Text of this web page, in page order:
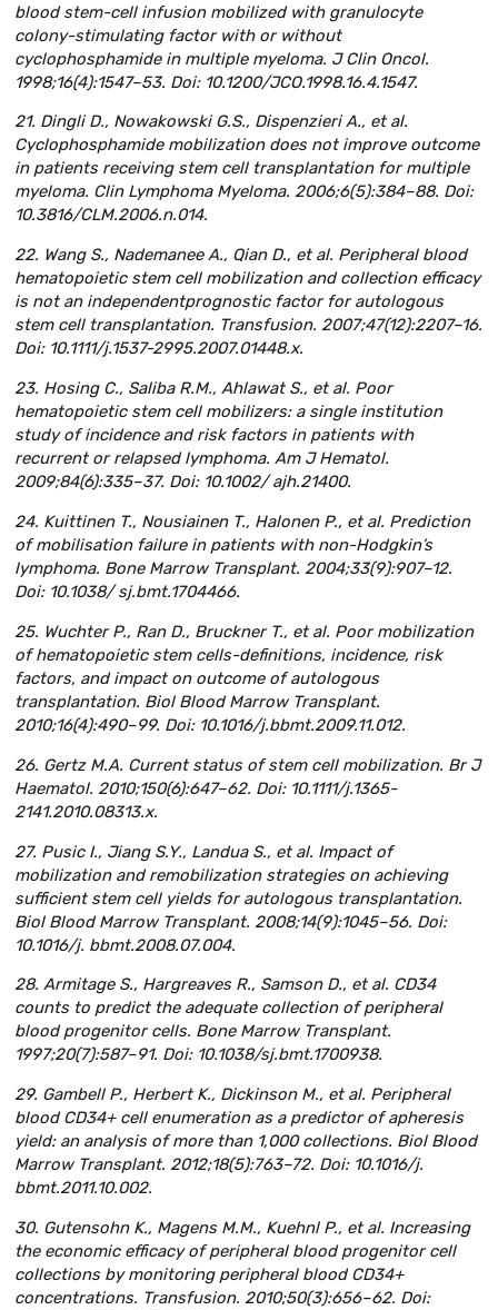
blood stem-cell infusion mobilized with granulocyte
colony-stimulating factor with or without
cyclophosphamide in multiple myeloma. J Clin Oncol.
1998;16(4):1547–53. Doi: 10.1200/JCO.1998.16.4.1547.
21. Dingli D., Nowakowski G.S., Dispenzieri A., et al.
Cyclophosphamide mobilization does not improve outcome
in patients receiving stem cell transplantation for multiple
myeloma. Clin Lymphoma Myeloma. 2006;6(5):384–88. Doi:
10.3816/CLM.2006.n.014.
22. Wang S., Nademanee A., Qian D., et al. Peripheral blood
hematopoietic stem cell mobilization and collection efficacy
is not an independentprognostic factor for autologous
stem cell transplantation. Transfusion. 2007;47(12):2207–16.
Doi: 10.1111/j.1537-2995.2007.01448.x.
23. Hosing C., Saliba R.M., Ahlawat S., et al. Poor
hematopoietic stem cell mobilizers: a single institution
study of incidence and risk factors in patients with
recurrent or relapsed lymphoma. Am J Hematol.
2009;84(6):335–37. Doi: 10.1002/ ajh.21400.
24. Kuittinen T., Nousiainen T., Halonen P., et al. Prediction
of mobilisation failure in patients with non-Hodgkin’s
lymphoma. Bone Marrow Transplant. 2004;33(9):907–12.
Doi: 10.1038/ sj.bmt.1704466.
25. Wuchter P., Ran D., Bruckner T., et al. Poor mobilization
of hematopoietic stem cells-definitions, incidence, risk
factors, and impact on outcome of autologous
transplantation. Biol Blood Marrow Transplant.
2010;16(4):490–99. Doi: 10.1016/j.bbmt.2009.11.012.
26. Gertz M.A. Current status of stem cell mobilization. Br J
Haematol. 2010;150(6):647–62. Doi: 10.1111/j.1365-
2141.2010.08313.x.
27. Pusic I., Jiang S.Y., Landua S., et al. Impact of
mobilization and remobilization strategies on achieving
sufficient stem cell yields for autologous transplantation.
Biol Blood Marrow Transplant. 2008;14(9):1045–56. Doi:
10.1016/j. bbmt.2008.07.004.
28. Armitage S., Hargreaves R., Samson D., et al. CD34
counts to predict the adequate collection of peripheral
blood progenitor cells. Bone Marrow Transplant.
1997;20(7):587–91. Doi: 10.1038/sj.bmt.1700938.
29. Gambell P., Herbert K., Dickinson M., et al. Peripheral
blood CD34+ cell enumeration as a predictor of apheresis
yield: an analysis of more than 1,000 collections. Biol Blood
Marrow Transplant. 2012;18(5):763–72. Doi: 10.1016/j.
bbmt.2011.10.002.
30. Gutensohn K., Magens M.M., Kuehnl P., et al. Increasing
the economic efficacy of peripheral blood progenitor cell
collections by monitoring peripheral blood CD34+
concentrations. Transfusion. 2010;50(3):656–62. Doi: